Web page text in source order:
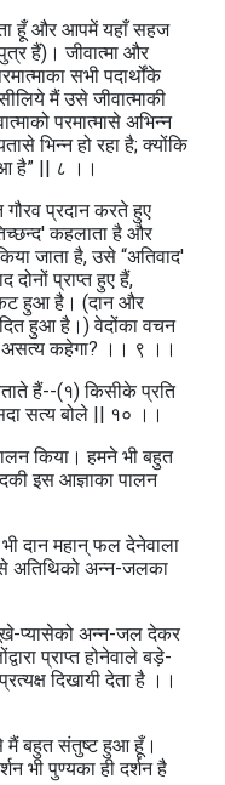
हूँ और आपमें यहाँ सहज
हैं)। जीवात्मा और
सभी पदार्थोंके
मैं उसे जीवात्माकी
परमात्मासे अभिन्न
भिन्न हो रहा है; क्योंकि
है” || ८ ।।
प्रदान करते हुए
कहलाता है और
जाता है, उसे “अतिवाद'
प्राप्त हुए हैं,
हुआ है। (दान और
हुआ है।) वेदोंका वचन
असत्य कहेगा? ।। ९ ।।
हैं--(१) किसीके प्रति
सत्य बोले || १० ।।
किया। हमने भी बहुत
इस आज्ञाका पालन
दान महान्‌ फल देनेवाला
अतिथिको अन्न-जलका
प्यासेको अन्न-जल देकर
प्राप्त होनेवाले बड़े-
दिखायी देता है ।।
मैं बहुत संतुष्ट हुआ हूँ।
भी पुण्यका ही दर्शन है